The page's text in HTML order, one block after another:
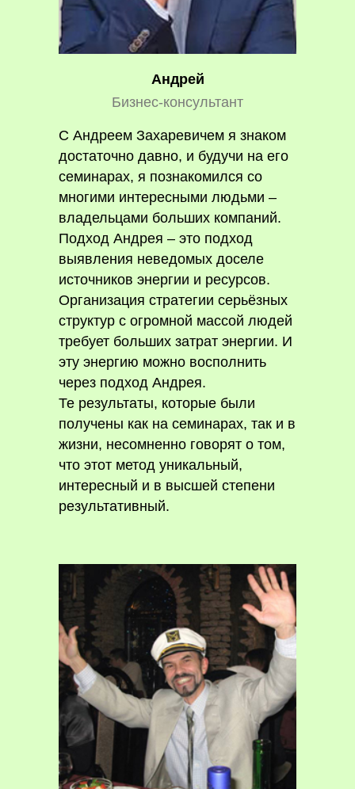
Андрей
Бизнес-консультант
С Андреем Захаревичем я знаком
достаточно давно, и будучи на его
семинарах, я познакомился со
многими интересными людьми –
владельцами больших компаний.
Подход Андрея – это подход
выявления неведомых доселе
источников энергии и ресурсов.
Организация стратегии серьёзных
структур с огромной массой людей
требует больших затрат энергии. И
эту энергию можно восполнить
через подход Андрея.
Те результаты, которые были
получены как на семинарах, так и в
жизни, несомненно говорят о том,
что этот метод уникальный,
интересный и в высшей степени
результативный.